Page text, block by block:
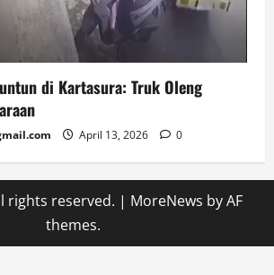
di Kartasura: Truk Oleng
April 13, 2026 0
rights reserved. | MoreNews by AF
themes.